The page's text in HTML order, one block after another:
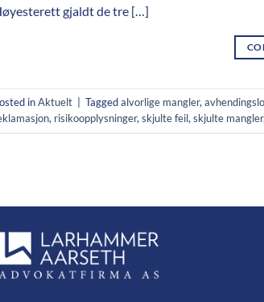
gjaldt de tre […]
inAktuelt Taggedalvorlige mangler,
, risikoopplysninger, skjulte feil, skjulte mangler,